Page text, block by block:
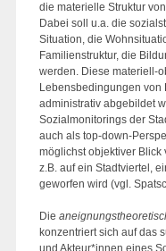
die materielle Struktur
Dabei soll u.a. die
Situation, die
Familienstruktur, die
werden. Diese materiell-
Lebensbedingungen von
administrativ abgebildet
Sozialmonitorings der
auch als top-down-
möglichst objektiver Blick
z.B. auf ein Stadtviertel,
geworfen wird (vgl.
Die
konzentriert sich auf das
und Akteur*innen eines